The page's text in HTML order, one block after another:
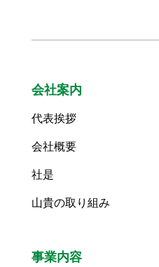
会社案内
代表挨拶
会社概要
社是
山貴の取り組み
事業内容